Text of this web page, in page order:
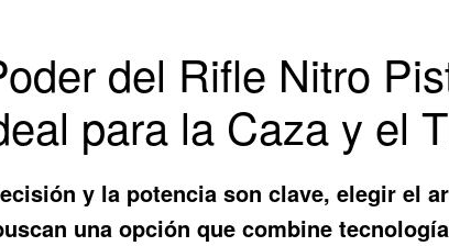
del Rifle Nitro
para la Caza y el
y la potencia son clave, elegir el
una opción que combine